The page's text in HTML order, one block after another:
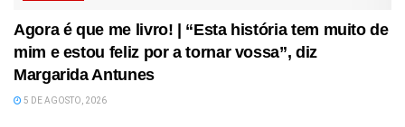
Agora é que me livro! | “Esta história tem muito de
mim e estou feliz por a tornar vossa”, diz
Margarida Antunes
5 DE AGOSTO, 2026